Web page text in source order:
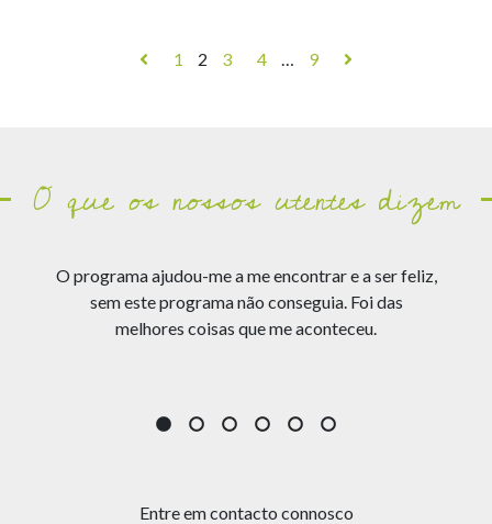
1 2 3 4 … 9
O que os nossos utentes dizem
O programa ajudou-me a me encontrar e a ser feliz,
sem este programa não conseguia. Foi das
melhores coisas que me aconteceu.
Entre em contacto connosco